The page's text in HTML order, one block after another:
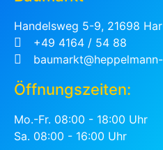
Handelsweg 5-9, 21698
+49 4164 / 54 88
Öffnungszeiten:
Mo.-Fr. 08:00 - 18:00 Uhr
Sa. 08:00 - 16:00 Uhr